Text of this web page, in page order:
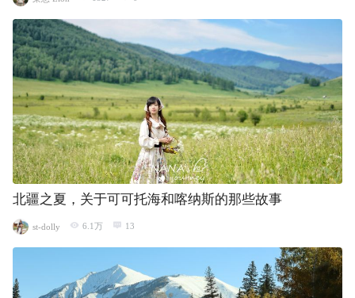
北疆之夏，关于可可托海和喀纳斯的那些故事
st-dolly 6.1万 13